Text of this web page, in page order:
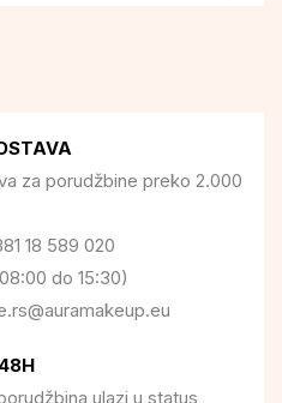
za porudžbine preko 2.000
18 589 020
do 15:30)
ulazi u status